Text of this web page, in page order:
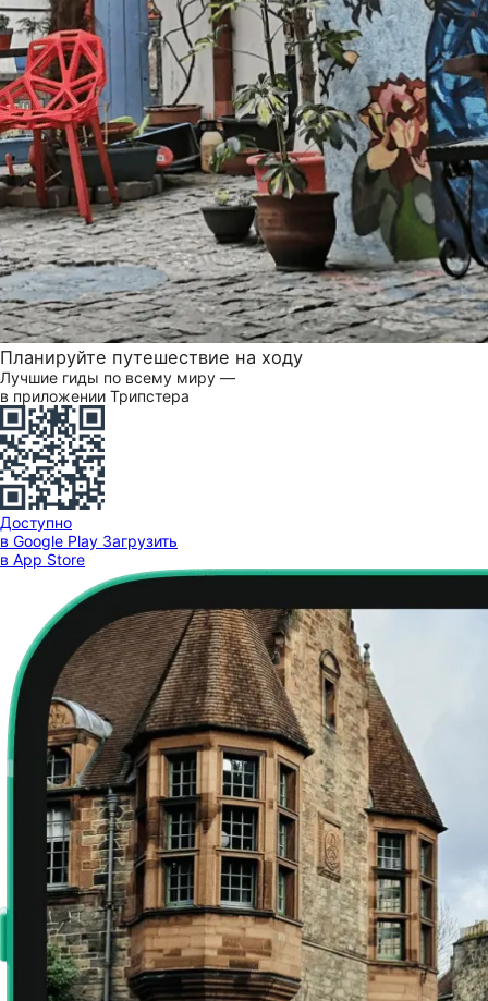
Планируйте путешествие на ходу
Лучшие гиды по всему миру —
в приложении Трипстера
Доступно
в Google Play Загрузить
в App Store